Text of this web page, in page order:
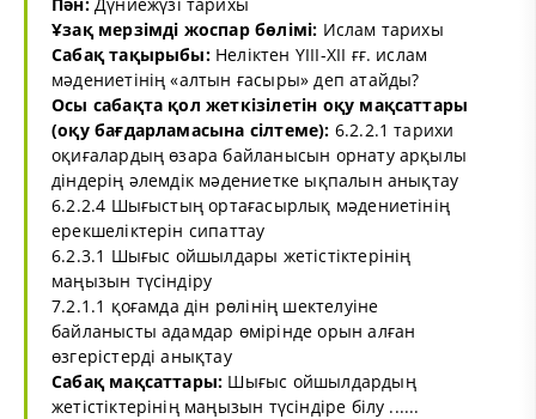
Ұзақ мерзімді жоспар бөлімі: Ислам тарихы
Сабақ тақырыбы:Неліктен ҮІІІ-ХІІ ғғ. ислам
мәдениетінің «алтын ғасыры» деп атайды?
Осы сабақта қол жеткізілетін оқу мақсаттары
(оқу бағдарламасына сілтеме): 6.2.2.1 тарихи
оқиғалардың өзара байланысын орнату арқылы
діндерің әлемдік мәдениетке ықпалын анықтау
6.2.2.4 Шығыстың ортағасырлық мәдениетінің
ерекшеліктерін сипаттау
6.2.3.1 Шығыс ойшылдары жетістіктерінің
маңызын түсіндіру
7.2.1.1 қоғамда дін рөлінің шектелуіне
байланысты адамдар өмірінде орын алған
өзгерістерді анықтау
Сабақ мақсаттары: Шығыс ойшылдардың
жетістіктерінің маңызын түсіндіре білу ......